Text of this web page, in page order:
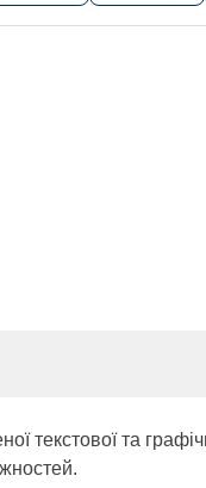
текстової та